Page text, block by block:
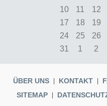
10
11 12
17
18 19
24
25 26
31
1 2
ÜBER UNS KONTAKT
SITEMAP